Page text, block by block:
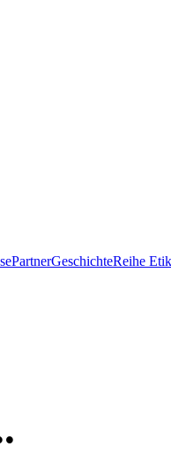
PartnerGeschichteReihe